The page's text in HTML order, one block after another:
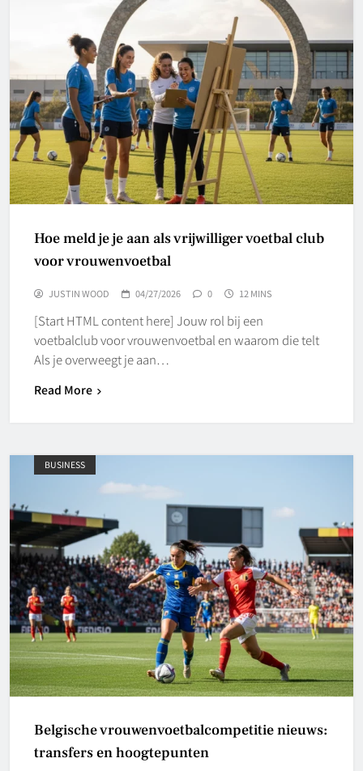
Hoe meld je je aan als vrijwilliger voetbal club
voor vrouwenvoetbal
JUSTIN WOOD 04/27/2026 0 12 MINS
[Start HTML content here] Jouw rol bij een
voetbalclub voor vrouwenvoetbal en waarom die telt
Als je overweegt je aan…
Read More
BUSINESS
Belgische vrouwenvoetbalcompetitie nieuws:
transfers en hoogtepunten